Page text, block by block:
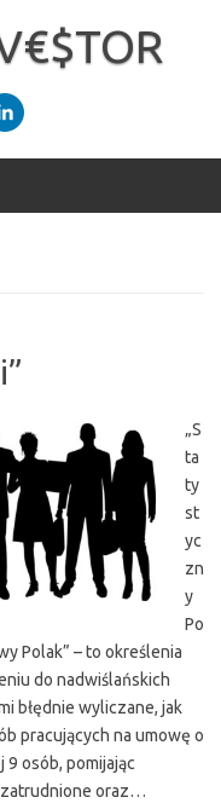
„S
ta
ty
st
yc
zn
y
Po
Polak” – to określenia
do nadwiślańskich
błędnie wyliczane, jak
pracujących na umowę o
osób, pomijając
oraz…